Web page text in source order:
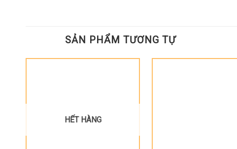
SẢN PHẨM TƯƠNG TỰ
HẾT HÀNG